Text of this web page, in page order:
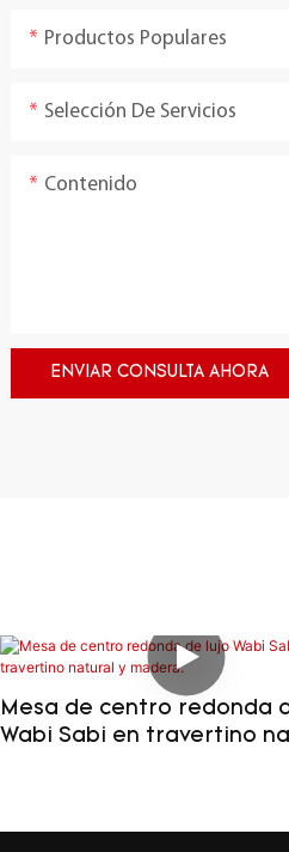
Productos Populares
Selección De Servicios
Contenido
ENVIAR CONSULTA AHORA
Mesa de centro redonda
Wabi Sabi en travertino